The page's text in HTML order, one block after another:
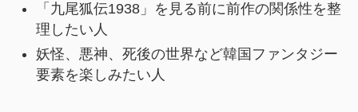
「九尾狐伝1938」を見る前に前作の関係性を整
理したい人
妖怪、悪神、死後の世界など韓国ファンタジー
要素を楽しみたい人